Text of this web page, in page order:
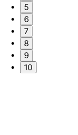
5
6
7
8
9
10